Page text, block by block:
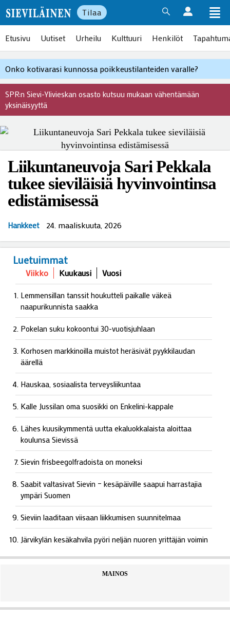
Tilaa
Etusivu Uutiset Urheilu Kulttuuri Henkilöt
Onko kotivarasi kunnossa poikkeustilanteiden varalle?
SPR:n Sievi-Ylivieskan osasto kutsuu mukaan vähentämään
yksinäisyyttä
Liikuntaneuvoja Sari Pekkala
tukee sieviläisiä hyvinvointinsa
edistämisessä
Hankkeet 24. maaliskuuta, 2026
Luetuimmat
Viikko Kuukausi Vuosi
Lemmensillan tanssit houkutteli paikalle väkeä
naapurikunnista saakka
Pokelan suku kokoontui 30-vuotisjuhlaan
Korhosen markkinoilla muistot heräsivät pyykkilaudan
äärellä
Hauskaa, sosiaalista terveysliikuntaa
Kalle Jussilan oma suosikki on Enkelini-kappale
Lähes kuusikymmentä uutta ekaluokkalaista aloittaa
koulunsa Sievissä
Sievin frisbeegolfradoista on moneksi
Saabit valtasivat Sievin – kesäpäiville saapui harrastajia
ympäri Suomen
Sieviin laaditaan viisaan liikkumisen suunnitelmaa
Järvikylän kesäkahvila pyöri neljän nuoren yrittäjän voimin
MAINOS